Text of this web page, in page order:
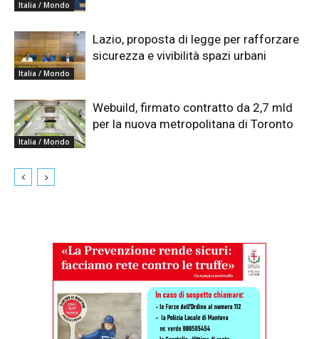
Italia / Mondo
Italia / Mondo
Lazio, proposta di legge per rafforzare
sicurezza e vivibilità spazi urbani
Italia / Mondo
Webuild, firmato contratto da 2,7 mld
per la nuova metropolitana di Toronto